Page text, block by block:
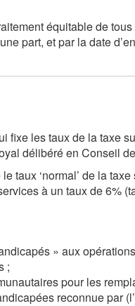
équitable de
part, et par la date
fixe les taux de la taxe
délibéré en Conseil
taux ‘normal’ de la
à un taux de 6%
» aux
;
pour les
reconnue par